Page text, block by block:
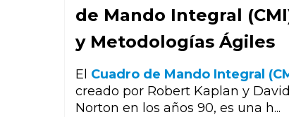
de Mando Integral
y Metodologías Ágiles
El Cuadro de Mando Integral
creado por Robert Kaplan y David
Norton en los años 90, es una h...